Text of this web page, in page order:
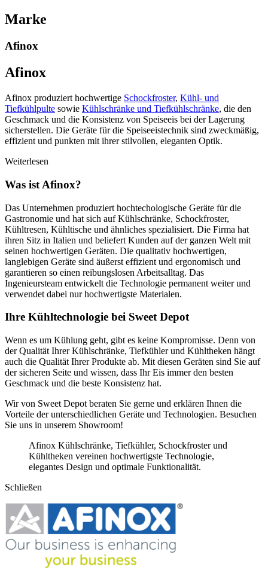
Marke
Afinox
Afinox
Afinox produziert hochwertige Schockfroster, Kühl- und
Tiefkühlpulte sowie Kühlschränke und Tiefkühlschränke, die den
Geschmack und die Konsistenz von Speiseeis bei der Lagerung
sicherstellen. Die Geräte für die Speiseeistechnik sind zweckmäßig,
effizient und punkten mit ihrer stilvollen, eleganten Optik.
Weiterlesen
Was ist Afinox?
Das Unternehmen produziert hochtechologische Geräte für die
Gastronomie und hat sich auf Kühlschränke, Schockfroster,
Kühltresen, Kühltische und ähnliches spezialisiert. Die Firma hat
ihren Sitz in Italien und beliefert Kunden auf der ganzen Welt mit
seinen hochwertigen Geräten. Die qualitativ hochwertigen,
langlebigen Geräte sind äußerst effizient und ergonomisch und
garantieren so einen reibungslosen Arbeitsalltag. Das
Ingenieursteam entwickelt die Technologie permanent weiter und
verwendet dabei nur hochwertigste Materialen.
Ihre Kühltechnologie bei Sweet Depot
Wenn es um Kühlung geht, gibt es keine Kompromisse. Denn von
der Qualität Ihrer Kühlschränke, Tiefkühler und Kühltheken hängt
auch die Qualität Ihrer Produkte ab. Mit diesen Geräten sind Sie auf
der sicheren Seite und wissen, dass Ihr Eis immer den besten
Geschmack und die beste Konsistenz hat.
Wir von Sweet Depot beraten Sie gerne und erklären Ihnen die
Vorteile der unterschiedlichen Geräte und Technologien. Besuchen
Sie uns in unserem Showroom!
Afinox Kühlschränke, Tiefkühler, Schockfroster und
Kühltheken vereinen hochwertigste Technologie,
elegantes Design und optimale Funktionalität.
Schließen